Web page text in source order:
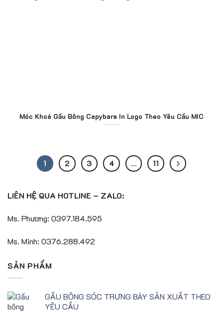
Móc Khoá Gấu Bông Capybara In Logo Theo Yêu Cầu MIC
1 2 3 4 … 11
LIÊN HỆ QUA HOTLINE – ZALO:
Ms. Phương: 0397.184.595
Ms. Minh: 0376.288.492
SẢN PHẨM
GẤU BÔNG SÓC TRƯNG BÀY SẢN XUẤT THEO
YÊU CẦU